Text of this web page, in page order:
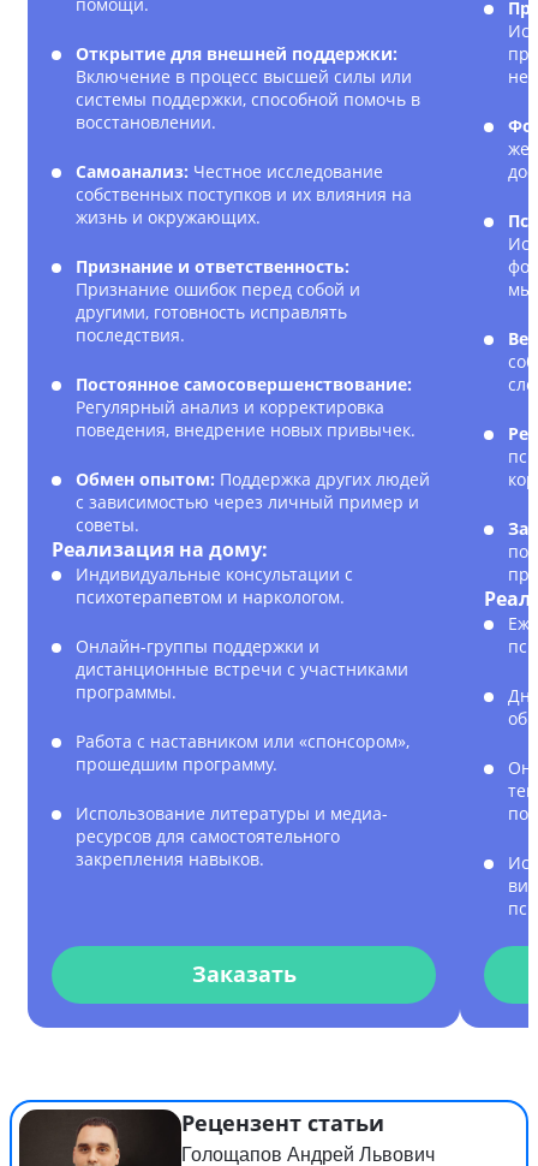
Открытие для внешней поддержки:
Включение в процесс высшей силы или
системы поддержки, способной помочь в
восстановлении.
Самоанализ: Честное исследование
собственных поступков и их влияния на
жизнь и окружающих.
Признание и ответственность:
Признание ошибок перед собой и
другими, готовность исправлять
последствия.
Постоянное самосовершенствование:
Регулярный анализ и корректировка
поведения, внедрение новых привычек.
Обмен опытом: Поддержка других людей
с зависимостью через личный пример и
советы.
Реализация на дому:
Индивидуальные консультации с
психотерапевтом и наркологом.
Онлайн-группы поддержки и
дистанционные встречи с участниками
программы.
Работа с наставником или «спонсором»,
прошедшим программу.
Использование литературы и медиа-
ресурсов для самостоятельного
закрепления навыков.
Заказать
Рецензент статьи
Голощапов Андрей Львович